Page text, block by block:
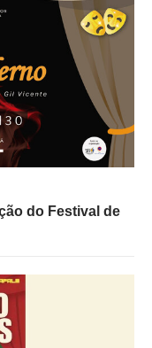
do Festival de